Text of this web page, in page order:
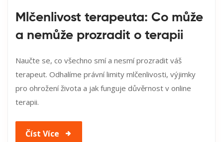
Mlčenlivost terapeuta: Co může
a nemůže prozradit o terapii
Naučte se, co všechno smí a nesmí prozradit váš
terapeut. Odhalíme právní limity mlčenlivosti, výjimky
pro ohrožení života a jak funguje důvěrnost v online
terapii.
Číst Více